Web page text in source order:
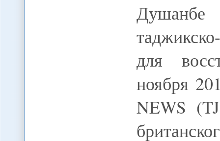
для
ноября
NEWS